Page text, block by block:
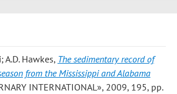
A.D. Hawkes, The sedimentary record of
from the Mississippi and Alabama
INTERNATIONAL», 2009, 195, pp.